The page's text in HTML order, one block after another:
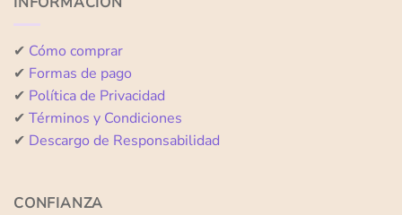
✔ Cómo comprar
✔ Formas de pago
✔ Política de Privacidad
✔ Términos y Condiciones
✔ Descargo de Responsabilidad
CONFIANZA